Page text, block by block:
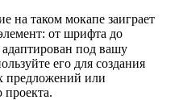
на таком мокапе заиграет
от шрифта до
под вашу
его для создания
предложений или
проекта.